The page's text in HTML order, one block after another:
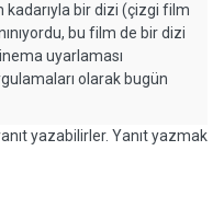
kadarıyla bir dizi (çizgi film
bu film de bir dizi
uyarlaması
olarak bugün
yazabilirler. Yanıt yazmak